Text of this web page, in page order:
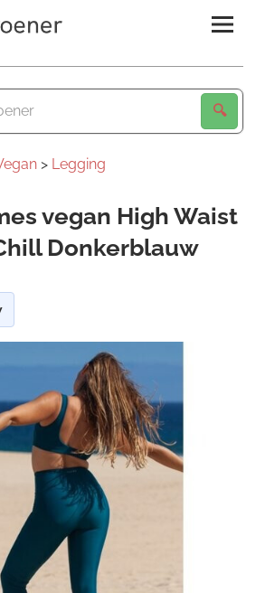
> Legging
vegan High Waist
Donkerblauw